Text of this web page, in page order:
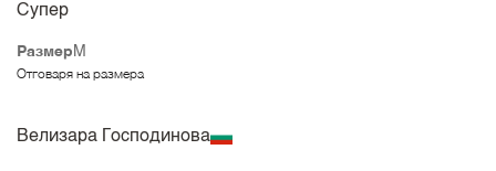
Размер M
Отговаря на размера
Супер
Велизара Господинова